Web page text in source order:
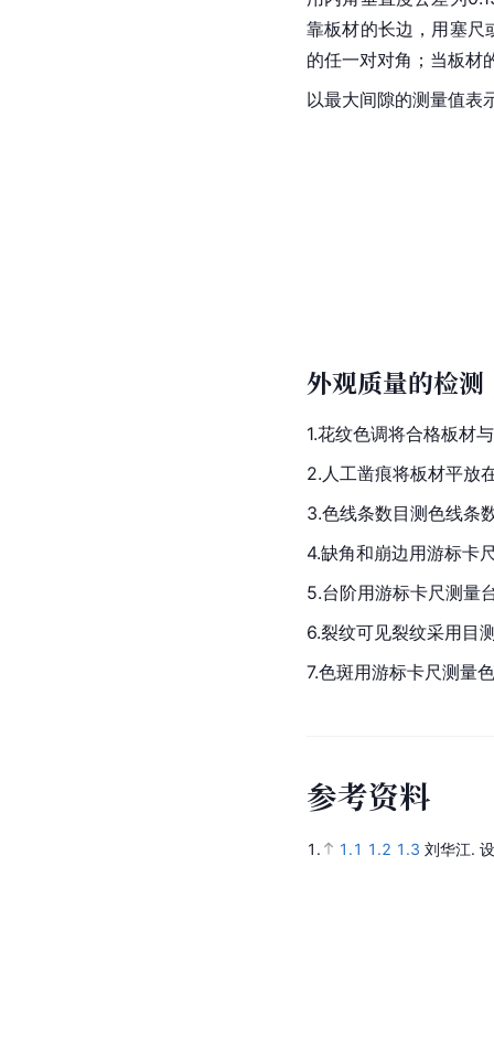
靠板材的长边，用塞尺
的任一对对角；当板材
以最大间隙的测量值表
外观质量的检测
1.花纹色调将合格板材
2.人工凿痕将板材平放
3.色线条数目测色线条
4.缺角和崩边用游标卡
5.台阶用游标卡尺测量
6.裂纹可见裂纹采用目
7.色斑用游标卡尺测量
参考资料
1. 1.1 1.2 1.3 刘华江.